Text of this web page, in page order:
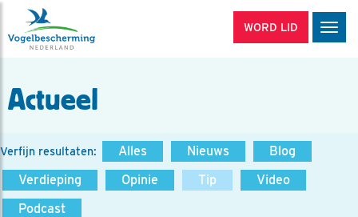
WORD LID
Actueel
Verfijn resultaten: Alles Nieuws
Blog
Verdieping
Opinie Tip
Video
Podcast